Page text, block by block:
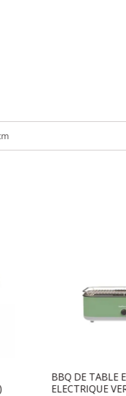
BBQ DE TABLE
ELECTRIQUE